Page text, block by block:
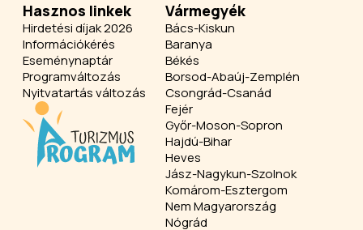
Hasznos linkek
Hirdetési díjak 2026
Információkérés
Eseménynaptár
Programváltozás
Nyitvatartás változás
Vármegyék
Bács-Kiskun
Baranya
Békés
Borsod-Abaúj-Zemplén
Csongrád-Csanád
Fejér
Győr-Moson-Sopron
Hajdú-Bihar
Heves
Jász-Nagykun-Szolnok
Komárom-Esztergom
Nem Magyarország
Nógrád